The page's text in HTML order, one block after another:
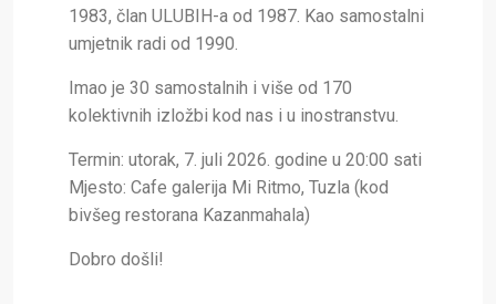
1983, član ULUBIH-a od 1987. Kao samostalni
umjetnik radi od 1990.
Imao je 30 samostalnih i više od 170
kolektivnih izložbi kod nas i u inostranstvu.
Termin: utorak, 7. juli 2026. godine u 20:00 sati
Mjesto: Cafe galerija Mi Ritmo, Tuzla (kod
bivšeg restorana Kazanmahala)
Dobro došli!